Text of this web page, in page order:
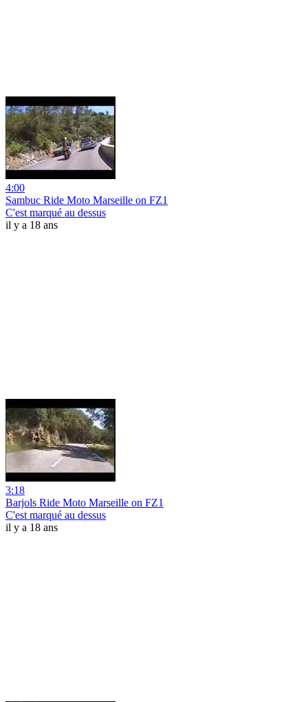
4:00
Sambuc Ride Moto Marseille on FZ1
C'est marqué au dessus
il y a 18 ans
3:18
Barjols Ride Moto Marseille on FZ1
C'est marqué au dessus
il y a 18 ans